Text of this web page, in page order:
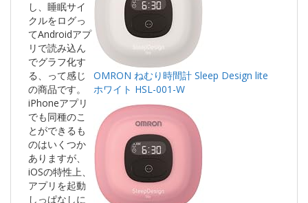
OMRON ねむり時間計 Sleep Design lite
ホワイト HSL-001-W
し、睡眠サイ
クルをログっ
てAndroidアプ
リで読み込ん
でグラフ化す
る、って感じ
の商品です。
iPhoneアプリ
でも同種のこ
とができるも
のはいくつか
ありますが、
iOSの特性上、
アプリを起動
しっぱなしに